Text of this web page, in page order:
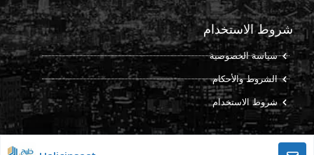
شروط الاستخدام
سياسة الخصوصية
الشروط والأحكام
شروط الاستخدام